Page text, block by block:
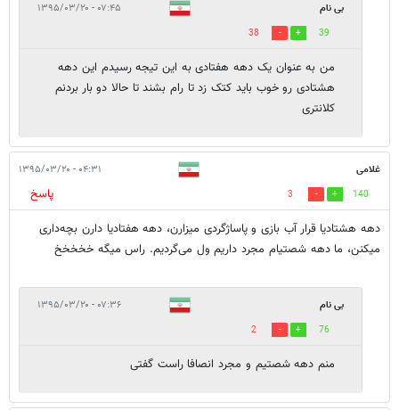
بی نام ۰۷:۴۵ - ۱۳۹۵/۰۳/۲۰
39
38
من به عنوان یک دهه هفتادی به این تیجه رسیدم این دهه
هشتادی رو خوب باید کتک زد تا رام بشند تا حالا دو بار بردنم
کلانتری
غلامی ۰۴:۳۱ - ۱۳۹۵/۰۳/۲۰
140
3
پاسخ
دهه هشتادیا قرار آب بازی و پاساژگردی میزارن، دهه هفتادیا دارن بچه‌داری
میکنن، ما دهه شصتیام مجرد داریم ول می‌گردیم. راس میگه خخخخخ
بی نام ۰۷:۳۶ - ۱۳۹۵/۰۳/۲۰
76
2
منم دهه شصتیم و مجرد انصافا راست گفتی